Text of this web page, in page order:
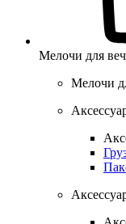
Мелочи для
Мелочи